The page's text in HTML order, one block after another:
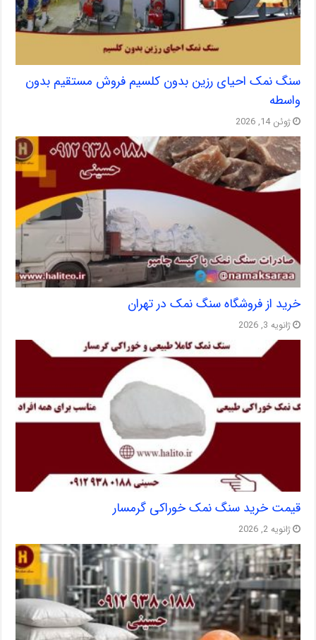
سنگ نمک احیای رزین بدون کلسیم فروش مستقیم بدون
واسطه
ژوئن 14, 2026
خرید از فروشگاه سنگ نمک در تهران
ژانویه 3, 2026
قیمت خرید سنگ نمک خوراکی گرمسار
ژانویه 2, 2026